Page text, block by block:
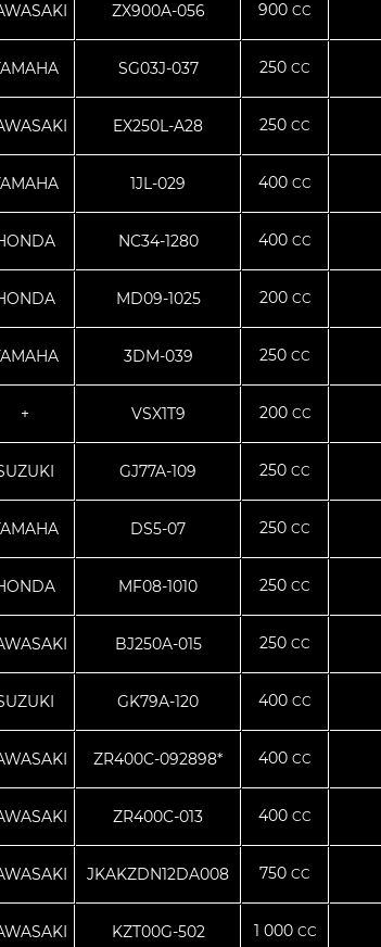
ZX900A-056 900 CC
SG03J-037 250 CC
EX250L-A28 250 CC
1JL-029 400 CC
NC34-1280 400 CC
MD09-1025 200 CC
3DM-039 250 CC
+ VSX1T9 200 CC
GJ77A-109 250 CC
DS5-07 250 CC
MF08-1010 250 CC
BJ250A-015 250 CC
GK79A-120 400 CC
ZR400C-092898* 400 CC
ZR400C-013 400 CC
JKAKZDN12DA008 750 CC
KZT00G-502 1 000 CC